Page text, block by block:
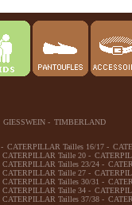
GIESSWEIN - TIMBERLAND
- CATERPILLAR Tailles 16/17 -
CATERPILLAR Taille 20 -
CATERPILLAR Tailles 23/24 -
CATERPILLAR Taille 27 -
CATERPILLAR Tailles 30/31 -
CATERPILLAR Taille 34 -
CATERPILLAR Tailles 37/38 -